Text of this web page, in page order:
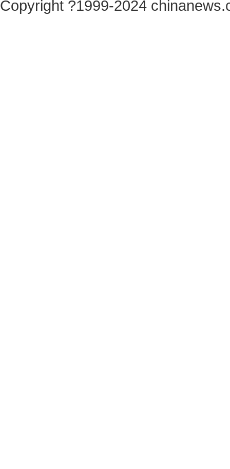
Copyright ?1999-2024